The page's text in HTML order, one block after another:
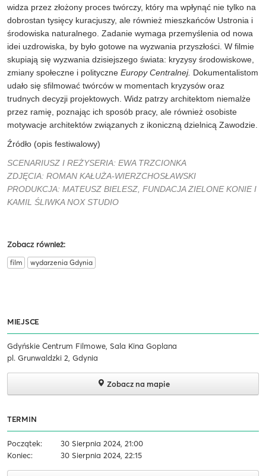
widza przez złożony proces twórczy, który ma wpłynąć nie tylko na
dobrostan tysięcy kuracjuszy, ale również mieszkańców Ustronia i
środowiska naturalnego. Zadanie wymaga przemyślenia od nowa
idei uzdrowiska, by było gotowe na wyzwania przyszłości. W filmie
skupiają się wyzwania dzisiejszego świata: kryzysy środowiskowe,
zmiany społeczne i polityczne Europy Centralnej. Dokumentalistom
udało się sfilmować twórców w momentach kryzysów oraz
trudnych decyzji projektowych. Widz patrzy architektom niemalże
przez ramię, poznając ich sposób pracy, ale również osobiste
motywacje architektów związanych z ikoniczną dzielnicą Zawodzie.
Źródło (opis festiwalowy)
SCENARIUSZ I REŻYSERIA: EWA TRZCIONKA
ZDJĘCIA: ROMAN KAŁUŻA-WIERZCHOSŁAWSKI
PRODUKCJA: MATEUSZ BIELESZ, FUNDACJA ZIELONE KONIE I
KAMIL ŚLIWKA NOX STUDIO
Zobacz również:
film wydarzenia Gdynia
MIEJSCE
Gdyńskie Centrum Filmowe, Sala Kina Goplana
pl. Grunwaldzki 2, Gdynia
Zobacz na mapie
TERMIN
Początek:
30 Sierpnia 2024, 21:00
Koniec:
30 Sierpnia 2024, 22:15